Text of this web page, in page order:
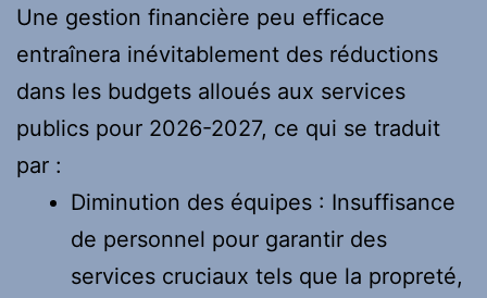
Une gestion financière peu efficace
entraînera inévitablement des réductions
dans les budgets alloués aux services
publics pour 2026-2027, ce qui se traduit
par :
Diminution des équipes : Insuffisance
de personnel pour garantir des
services cruciaux tels que la propreté,